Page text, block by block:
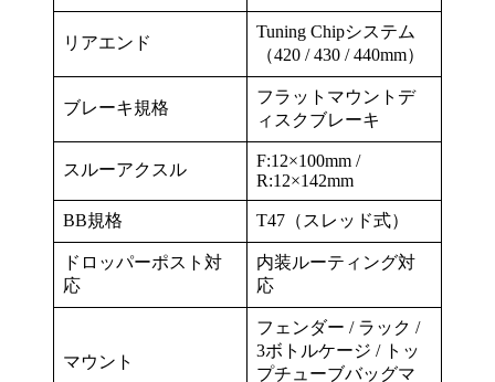
リアエンド
Tuning Chipシステム
（420 / 430 / 440mm）
ブレーキ規格
フラットマウントデ
ィスクブレーキ
スルーアクスル
F:12×100mm /
R:12×142mm
BB規格 T47（スレッド式）
ドロッパーポスト対
応
内装ルーティング対
応
マウント
フェンダー / ラック /
3ボトルケージ / トッ
プチューブバッグマ